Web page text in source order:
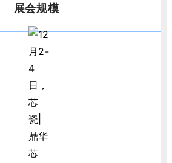
展会规模